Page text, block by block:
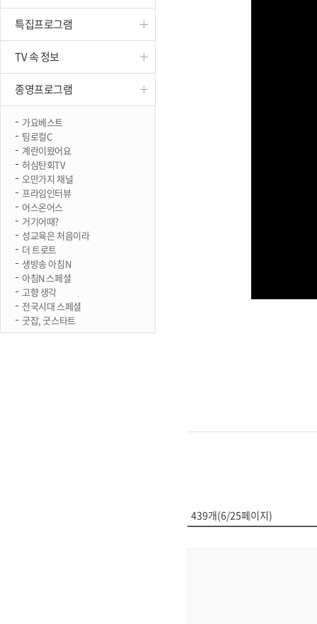
특집프로그램
TV 속 정보
종영프로그램
가요베스트
팀로컬C
계란이왔어요
허심탄회TV
오만가지 채널
프라임인터뷰
어스온어스
거기어때?
성교육은 처음이라
더 트로트
생방송 아침N
아침N 스페셜
고향 생각
전국시대 스페셜
굿잡, 굿스타트
439개(6/25페이지)